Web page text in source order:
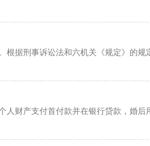
据刑事诉讼法和六机关《规定》的规
人财产支付首付款并在银行贷款，婚后